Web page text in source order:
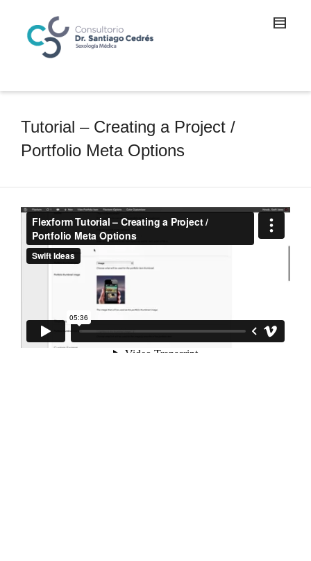
Tutorial – Creating a Project /
Portfolio Meta Options